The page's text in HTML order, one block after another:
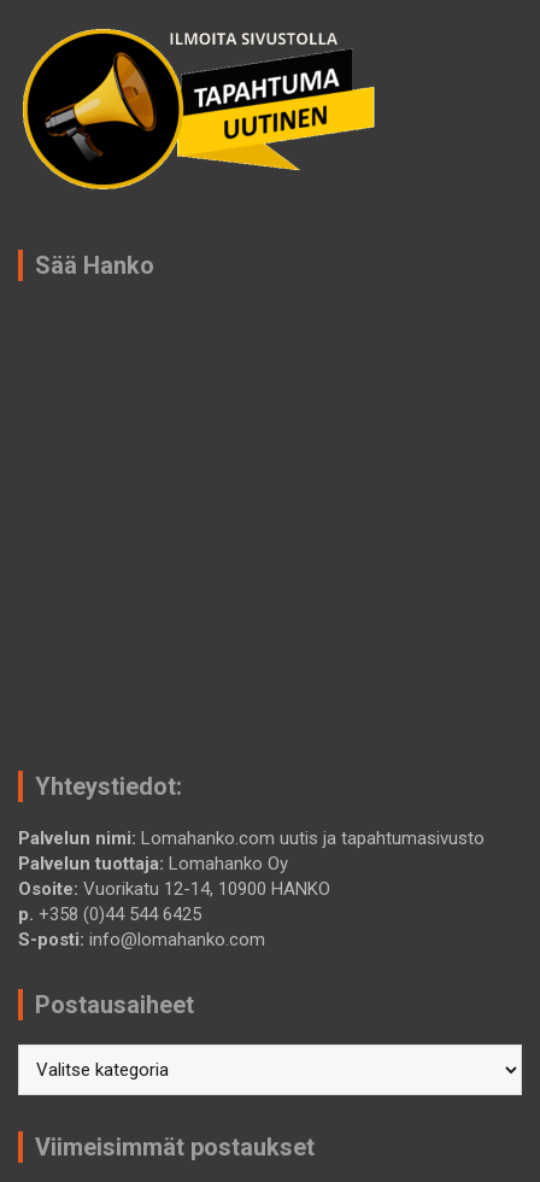
Sää Hanko
Yhteystiedot:
Palvelun nimi: Lomahanko.com uutis ja tapahtumasivusto
Palvelun tuottaja: Lomahanko Oy
Osoite: Vuorikatu 12-14, 10900 HANKO
p. +358 (0)44 544 6425
S-posti: info@lomahanko.com
Postausaiheet
Viimeisimmät postaukset